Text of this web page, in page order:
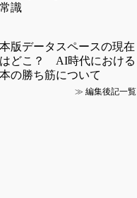
識
版データスペースの現在
どこ？ AI時代における
の勝ち筋について
≫ 編集後記一覧